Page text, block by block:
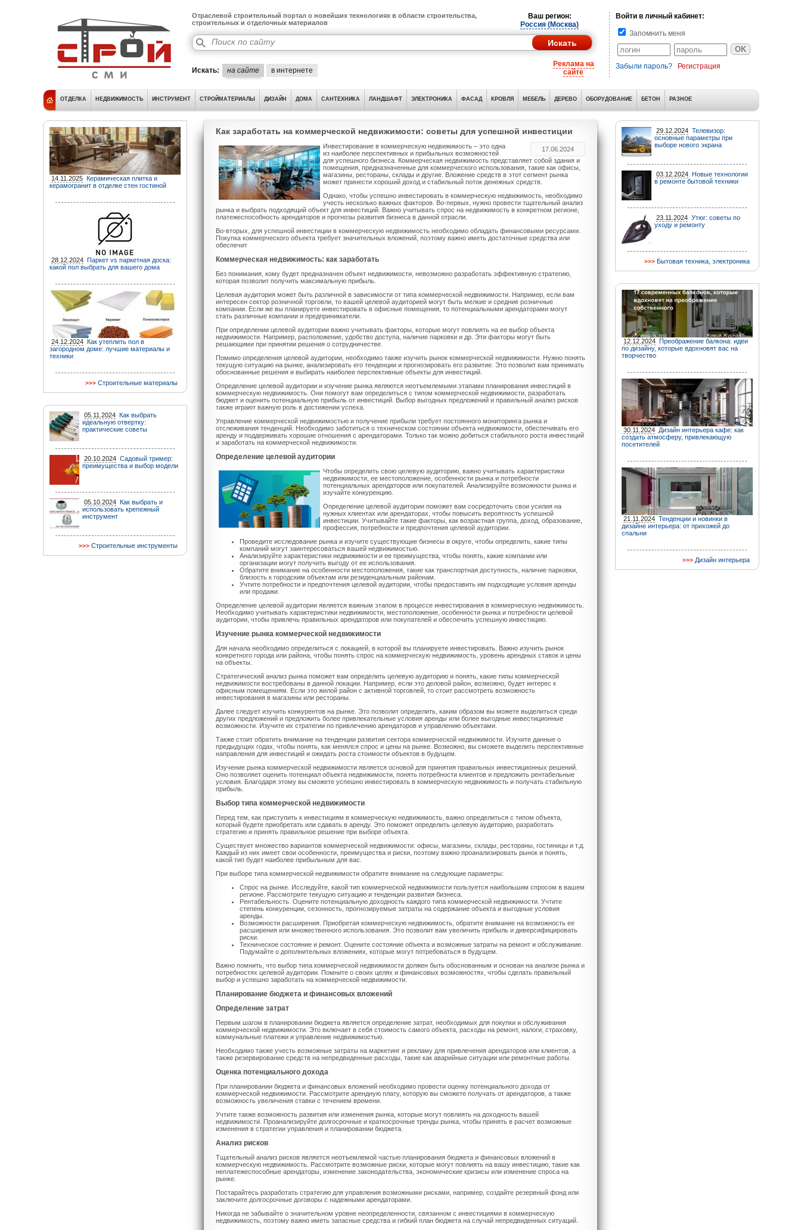
Отраслевой строительный портал о новейших технологиях в области строительства,
строительных и отделочных материалов
Ваш регион:
Россия (Москва)
Искать: на сайте в интернете
Реклама на
сайте
Войти в личный кабинет:
Запомнить меня
Забыли пароль? Регистрация
ОТДЕЛКА НЕДВИЖИМОСТЬ ИНСТРУМЕНТ СТРОЙМАТЕРИАЛЫ ДИЗАЙН ДОМА САНТЕХНИКА ЛАНДШАФТ ЭЛЕКТРОНИКА ФАСАД КРОВЛЯ МЕБЕЛЬ ДЕРЕВО ОБОРУДОВАНИЕ БЕТОН РАЗНОЕ
14.11.2025 Керамическая плитка и
керамогранит в отделке стен гостиной
28.12.2024 Паркет vs паркетная доска:
какой пол выбрать для вашего дома
24.12.2024 Как утеплить пол в
загородном доме: лучшие материалы и
техники
Строительные материалы
05.11.2024 Как выбрать
идеальную отвертку:
практические советы
20.10.2024 Садовый тример:
преимущества и выбор модели
05.10.2024 Как выбрать и
использовать крепежный
инструмент
Строительные инструменты
Как заработать на коммерческой недвижимости: советы для успешной инвестиции
17.06.2024
Инвестирование в коммерческую недвижимость – это одна
из наиболее перспективных и прибыльных возможностей
для успешного бизнеса. Коммерческая недвижимость представляет собой здания и
помещения, предназначенные для коммерческого использования, такие как офисы,
магазины, рестораны, склады и другие. Вложение средств в этот сегмент рынка
может принести хороший доход и стабильный поток денежных средств.
Однако, чтобы успешно инвестировать в коммерческую недвижимость, необходимо
учесть несколько важных факторов. Во-первых, нужно провести тщательный анализ
рынка и выбрать подходящий объект для инвестиций. Важно учитывать спрос на недвижимость в конкретном регионе,
платежеспособность арендаторов и прогнозы развития бизнеса в данной отрасли.
Во-вторых, для успешной инвестиции в коммерческую недвижимость необходимо обладать финансовыми ресурсами.
Покупка коммерческого объекта требует значительных вложений, поэтому важно иметь достаточные средства или
обеспечит
Коммерческая недвижимость: как заработать
Без понимания, кому будет предназначен объект недвижимости, невозможно разработать эффективную стратегию,
которая позволит получить максимальную прибыль.
Целевая аудитория может быть различной в зависимости от типа коммерческой недвижимости. Например, если вам
интересен сектор розничной торговли, то вашей целевой аудиторией могут быть мелкие и средние розничные
компании. Если же вы планируете инвестировать в офисные помещения, то потенциальными арендаторами могут
стать различные компании и предприниматели.
При определении целевой аудитории важно учитывать факторы, которые могут повлиять на ее выбор объекта
недвижимости. Например, расположение, удобство доступа, наличие парковки и др. Эти факторы могут быть
решающими при принятии решения о сотрудничестве.
Помимо определения целевой аудитории, необходимо также изучить рынок коммерческой недвижимости. Нужно понять
текущую ситуацию на рынке, анализировать его тенденции и прогнозировать его развитие. Это позволит вам принимать
обоснованные решения и выбирать наиболее перспективные объекты для инвестиций.
Определение целевой аудитории и изучение рынка являются неотъемлемыми этапами планирования инвестиций в
коммерческую недвижимость. Они помогут вам определиться с типом коммерческой недвижимости, разработать
бюджет и оценить потенциальную прибыль от инвестиций. Выбор выгодных предложений и правильный анализ рисков
также играют важную роль в достижении успеха.
Управление коммерческой недвижимостью и получение прибыли требует постоянного мониторинга рынка и
отслеживания тенденций. Необходимо заботиться о техническом состоянии объекта недвижимости, обеспечивать его
аренду и поддерживать хорошие отношения с арендаторами. Только так можно добиться стабильного роста инвестиций
и заработать на коммерческой недвижимости.
Определение целевой аудитории
Чтобы определить свою целевую аудиторию, важно учитывать характеристики
недвижимости, ее местоположение, особенности рынка и потребности
потенциальных арендаторов или покупателей. Анализируйте возможности рынка и
изучайте конкуренцию.
Определение целевой аудитории поможет вам сосредоточить свои усилия на
нужных клиентах или арендаторах, чтобы повысить вероятность успешной
инвестиции. Учитывайте такие факторы, как возрастная группа, доход, образование,
профессия, потребности и предпочтения целевой аудитории.
Проведите исследование рынка и изучите существующие бизнесы в округе, чтобы определить, какие типы
компаний могут заинтересоваться вашей недвижимостью.
Анализируйте характеристики недвижимости и ее преимущества, чтобы понять, какие компании или
организации могут получить выгоду от ее использования.
Обратите внимание на особенности местоположения, такие как транспортная доступность, наличие парковки,
близость к городским объектам или резиденциальным районам.
Учтите потребности и предпочтения целевой аудитории, чтобы предоставить им подходящие условия аренды
или продажи.
Определение целевой аудитории является важным этапом в процессе инвестирования в коммерческую недвижимость.
Необходимо учитывать характеристики недвижимости, местоположение, особенности рынка и потребности целевой
аудитории, чтобы привлечь правильных арендаторов или покупателей и обеспечить успешную инвестицию.
Изучение рынка коммерческой недвижимости
Для начала необходимо определиться с локацией, в которой вы планируете инвестировать. Важно изучить рынок
конкретного города или района, чтобы понять спрос на коммерческую недвижимость, уровень арендных ставок и цены
на объекты.
Стратегический анализ рынка поможет вам определить целевую аудиторию и понять, какие типы коммерческой
недвижимости востребованы в данной локации. Например, если это деловой район, возможно, будет интерес к
офисным помещениям. Если это жилой район с активной торговлей, то стоит рассмотреть возможность
инвестирования в магазины или рестораны.
Далее следует изучить конкурентов на рынке. Это позволит определить, каким образом вы можете выделиться среди
других предложений и предложить более привлекательные условия аренды или более выгодные инвестиционные
возможности. Изучите их стратегии по привлечению арендаторов и управлению объектами.
Также стоит обратить внимание на тенденции развития сектора коммерческой недвижимости. Изучите данные о
предыдущих годах, чтобы понять, как менялся спрос и цены на рынке. Возможно, вы сможете выделить перспективные
направления для инвестиций и ожидать роста стоимости объектов в будущем.
Изучение рынка коммерческой недвижимости является основой для принятия правильных инвестиционных решений.
Оно позволяет оценить потенциал объекта недвижимости, понять потребности клиентов и предложить рентабельные
условия. Благодаря этому вы сможете успешно инвестировать в коммерческую недвижимость и получать стабильную
прибыль.
Выбор типа коммерческой недвижимости
Перед тем, как приступить к инвестициям в коммерческую недвижимость, важно определиться с типом объекта,
который будете приобретать или сдавать в аренду. Это поможет определить целевую аудиторию, разработать
стратегию и принять правильное решение при выборе объекта.
Существует множество вариантов коммерческой недвижимости: офисы, магазины, склады, рестораны, гостиницы и т.д.
Каждый из них имеет свои особенности, преимущества и риски, поэтому важно проанализировать рынок и понять,
какой тип будет наиболее прибыльным для вас.
При выборе типа коммерческой недвижимости обратите внимание на следующие параметры:
Спрос на рынке. Исследуйте, какой тип коммерческой недвижимости пользуется наибольшим спросом в вашем
регионе. Рассмотрите текущую ситуацию и тенденции развития бизнеса.
Рентабельность. Оцените потенциальную доходность каждого типа коммерческой недвижимости. Учтите
степень конкуренции, сезонность, прогнозируемые затраты на содержание объекта и выгодные условия
аренды.
Возможности расширения. Приобретая коммерческую недвижимость, обратите внимание на возможность ее
расширения или множественного использования. Это позволит вам увеличить прибыль и диверсифицировать
риски.
Техническое состояние и ремонт. Оцените состояние объекта и возможные затраты на ремонт и обслуживание.
Подумайте о дополнительных вложениях, которые могут потребоваться в будущем.
Важно помнить, что выбор типа коммерческой недвижимости должен быть обоснованным и основан на анализе рынка и
потребностях целевой аудитории. Помните о своих целях и финансовых возможностях, чтобы сделать правильный
выбор и успешно заработать на коммерческой недвижимости.
Планирование бюджета и финансовых вложений
Определение затрат
Первым шагом в планировании бюджета является определение затрат, необходимых для покупки и обслуживания
коммерческой недвижимости. Это включает в себя стоимость самого объекта, расходы на ремонт, налоги, страховку,
коммунальные платежи и управление недвижимостью.
Необходимо также учесть возможные затраты на маркетинг и рекламу для привлечения арендаторов или клиентов, а
также резервирование средств на непредвиденные расходы, такие как аварийные ситуации или ремонтные работы.
Оценка потенциального дохода
При планировании бюджета и финансовых вложений необходимо провести оценку потенциального дохода от
коммерческой недвижимости. Рассмотрите арендную плату, которую вы сможете получать от арендаторов, а также
возможность увеличения ставки с течением времени.
Учтите также возможность развития или изменения рынка, которые могут повлиять на доходность вашей
недвижимости. Проанализируйте долгосрочные и краткосрочные тренды рынка, чтобы принять в расчет возможные
изменения в стратегии управления и планировании бюджета.
Анализ рисков
Тщательный анализ рисков является неотъемлемой частью планирования бюджета и финансовых вложений в
коммерческую недвижимость. Рассмотрите возможные риски, которые могут повлиять на вашу инвестицию, такие как
неплатежеспособные арендаторы, изменение законодательства, экономические кризисы или изменение спроса на
рынке.
Постарайтесь разработать стратегию для управления возможными рисками, например, создайте резервный фонд или
заключите долгосрочные договоры с надежными арендаторами.
Никогда не забывайте о значительном уровне неопределенности, связанном с инвестициями в коммерческую
недвижимость, поэтому важно иметь запасные средства и гибкий план бюджета на случай непредвиденных ситуаций.
29.12.2024 Телевизор:
основные параметры при
выборе нового экрана
03.12.2024 Новые технологии
в ремонте бытовой техники
23.11.2024 Утюг: советы по
уходу и ремонту
Бытовая техника, электроника
12.12.2024 Преображение балкона: идеи
по дизайну, которые вдохновят вас на
творчество
30.11.2024 Дизайн интерьера кафе: как
создать атмосферу, привлекающую
посетителей
21.11.2024 Тенденции и новинки в
дизайне интерьера: от прихожей до
спальни
Дизайн интерьера